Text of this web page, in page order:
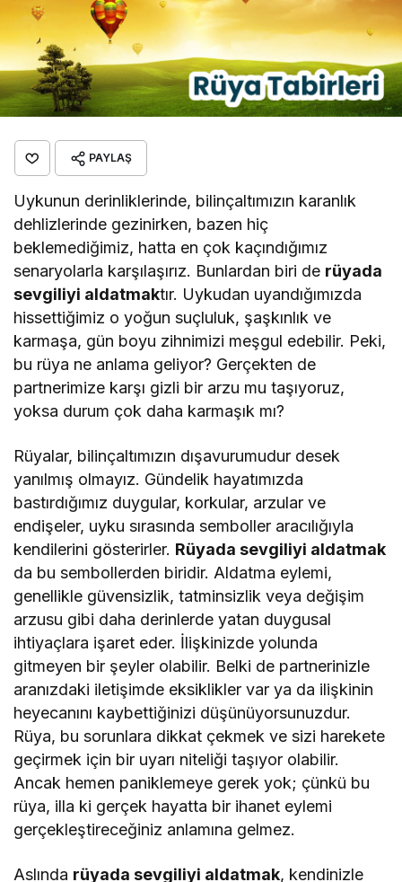
PAYLAŞ
Uykunun derinliklerinde, bilinçaltımızın karanlık
dehlizlerinde gezinirken, bazen hiç
beklemediğimiz, hatta en çok kaçındığımız
senaryolarla karşılaşırız. Bunlardan biri de rüyada
sevgiliyi aldatmaktır. Uykudan uyandığımızda
hissettiğimiz o yoğun suçluluk, şaşkınlık ve
karmaşa, gün boyu zihnimizi meşgul edebilir. Peki,
bu rüya ne anlama geliyor? Gerçekten de
partnerimize karşı gizli bir arzu mu taşıyoruz,
yoksa durum çok daha karmaşık mı?
Rüyalar, bilinçaltımızın dışavurumudur desek
yanılmış olmayız. Gündelik hayatımızda
bastırdığımız duygular, korkular, arzular ve
endişeler, uyku sırasında semboller aracılığıyla
kendilerini gösterirler. Rüyada sevgiliyi aldatmak
da bu sembollerden biridir. Aldatma eylemi,
genellikle güvensizlik, tatminsizlik veya değişim
arzusu gibi daha derinlerde yatan duygusal
ihtiyaçlara işaret eder. İlişkinizde yolunda
gitmeyen bir şeyler olabilir. Belki de partnerinizle
aranızdaki iletişimde eksiklikler var ya da ilişkinin
heyecanını kaybettiğinizi düşünüyorsunuzdur.
Rüya, bu sorunlara dikkat çekmek ve sizi harekete
geçirmek için bir uyarı niteliği taşıyor olabilir.
Ancak hemen paniklemeye gerek yok; çünkü bu
rüya, illa ki gerçek hayatta bir ihanet eylemi
gerçekleştireceğiniz anlamına gelmez.
Aslında rüyada sevgiliyi aldatmak, kendinizle